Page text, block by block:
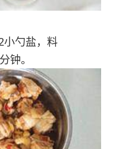
小勺盐，料
钟。